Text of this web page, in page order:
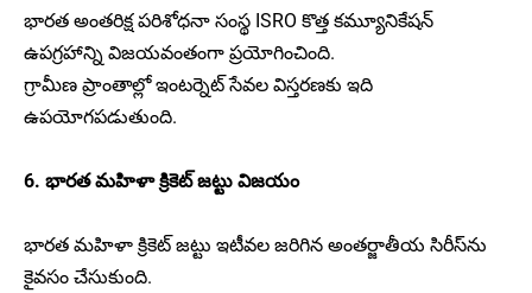
భారత అంతరిక్ష పరిశోధనా సంస్థ ISRO కొత్త కమ్యూనికేషన్
ఉపగ్రహాన్ని విజయవంతంగా ప్రయోగించింది.
గ్రామీణ ప్రాంతాల్లో ఇంటర్నెట్ సేవల విస్తరణకు ఇది
ఉపయోగపడుతుంది.
6. భారత మహిళా క్రికెట్ జట్టు విజయం
భారత మహిళా క్రికెట్ జట్టు ఇటీవల జరిగిన అంతర్జాతీయ సిరీస్‌ను
కైవసం చేసుకుంది.